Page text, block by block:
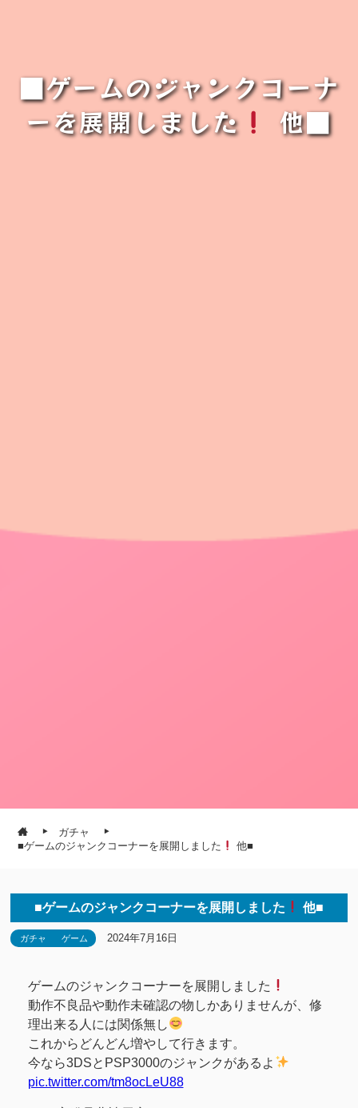
■ゲームのジャンクコーナ
ーを展開しました
他■
ガチャ
■ゲームのジャンクコーナーを展開しました
他■
■ゲームのジャンクコーナーを展開しました 他■
ガチャ ゲーム 2024年7月16日
ゲームのジャンクコーナーを展開しました
動作不良品や動作未確認の物しかありませんが、修
理出来る人には関係無し
これからどんどん増やして行きます。
今なら3DSとPSP3000のジャンクがあるよ
pic.twitter.com/tm8ocLeU88